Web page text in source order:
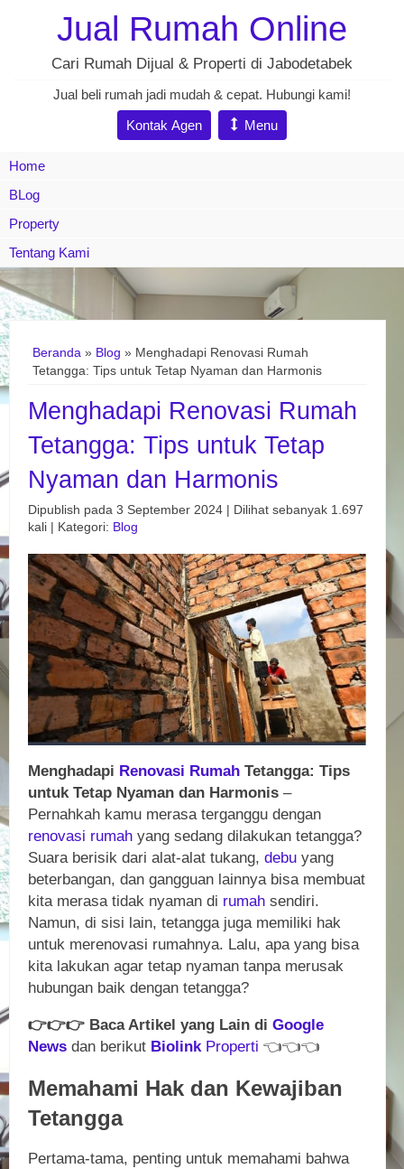
Jual Rumah Online
Cari Rumah Dijual & Properti di Jabodetabek
Jual beli rumah jadi mudah & cepat. Hubungi kami!
Kontak Agen
Menu
Home
BLog
Property
Tentang Kami
Beranda » Blog » Menghadapi Renovasi Rumah
Tetangga: Tips untuk Tetap Nyaman dan Harmonis
Menghadapi Renovasi Rumah
Tetangga: Tips untuk Tetap
Nyaman dan Harmonis
Dipublish pada 3 September 2024 | Dilihat sebanyak 1.697
kali | Kategori: Blog
Menghadapi Renovasi Rumah Tetangga: Tips
untuk Tetap Nyaman dan Harmonis –
Pernahkah kamu merasa terganggu dengan
renovasi rumah yang sedang dilakukan tetangga?
Suara berisik dari alat-alat tukang, debu yang
beterbangan, dan gangguan lainnya bisa membuat
kita merasa tidak nyaman di rumah sendiri.
Namun, di sisi lain, tetangga juga memiliki hak
untuk merenovasi rumahnya. Lalu, apa yang bisa
kita lakukan agar tetap nyaman tanpa merusak
hubungan baik dengan tetangga?
👉👉👉 Baca Artikel yang Lain di Google
News dan berikut Biolink Properti 👈👈👈
Memahami Hak dan Kewajiban
Tetangga
Pertama-tama, penting untuk memahami bahwa